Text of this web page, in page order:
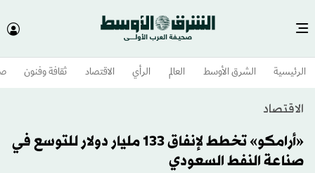
الرئيسية الشرق الأوسط​ العالم الرأي الاقتصاد ثقافة وفنون
الاقتصاد
«أرامكو» تخطط لإنفاق 133 مليار دولار للتوسع في
صناعة النفط السعودي